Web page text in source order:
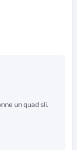
un quad sli.